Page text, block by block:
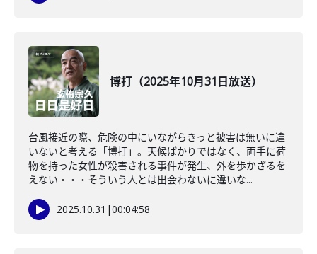
博打（2025年10月31日放送）
台風接近の際、危険の中にいながらきっと被害は無いに違
いないと考える「博打」。天候ばかりではなく、両手に荷
物を持った女性が殺害される事件が発生、外を歩かざるを
えない・・・そういう人とは出会わないに違いな...
2025.10.31 |00:04:58